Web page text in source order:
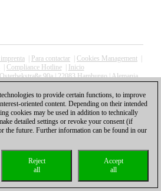
imprenta Para contactar Cookies Management
Compliance Hotline|
Inicio
90a | 22083 Hamburgo | Alemania
to provide certain functions, to improve
oriented content. Depending on their intended
cookies may be used in addition to technically
detailed settings or revoke your consent (if
the future. Further information can be found in our
Accept
all
Reject
all